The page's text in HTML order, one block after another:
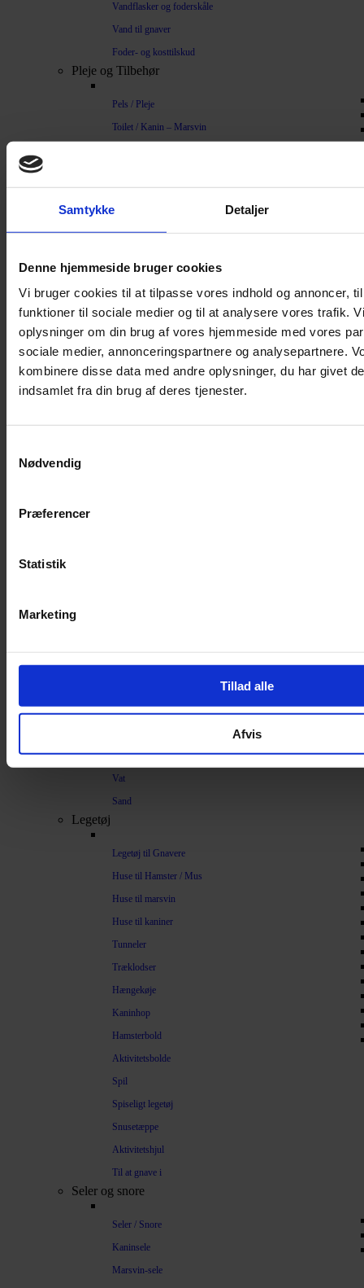
Samtykke Detaljer
Denne hjemmeside bruger cookies
Vi bruger cookies til at tilpasse vores indhold og annoncer,
funktioner til sociale medier og til at analysere vores trafik.
oplysninger om din brug af vores hjemmeside med vores
sociale medier, annonceringspartnere og analysepartnere.
kombinere disse data med andre oplysninger, du har givet
indsamlet fra din brug af deres tjenester.
Nødvendig
Præferencer
Statistik
Marketing
Tillad alle
Afvis
Vandflasker og foderskåle
Vand til gnaver
Foder- og kosttilskud
Pleje og Tilbehør
Pels / Pleje
Toilet / Kanin – Marsvin
Bure
Hamsterbur
Kaninbur
Rottebur
Marsvinebur
Overdækning løbegård
Savsmuld
Bommuld
Træpiller
Vat
Sand
Legetøj
Legetøj til Gnavere
Huse til Hamster / Mus
Huse til marsvin
Huse til kaniner
Tunneler
Træklodser
Hængekøje
Kaninhop
Hamsterbold
Aktivitetsbolde
Spil
Spiseligt legetøj
Snusetæppe
Aktivitetshjul
Til at gnave i
Seler og snore
Seler / Snore
Kaninsele
Marsvin-sele